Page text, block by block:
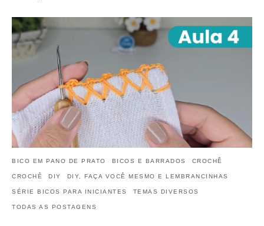
BICO EM PANO DE PRATO BICOS E BARRADOS CROCHÊ
CROCHÊ DIY DIY, FAÇA VOCÊ MESMO E LEMBRANCINHAS
SÉRIE BICOS PARA INICIANTES TEMAS DIVERSOS
TODAS AS POSTAGENS